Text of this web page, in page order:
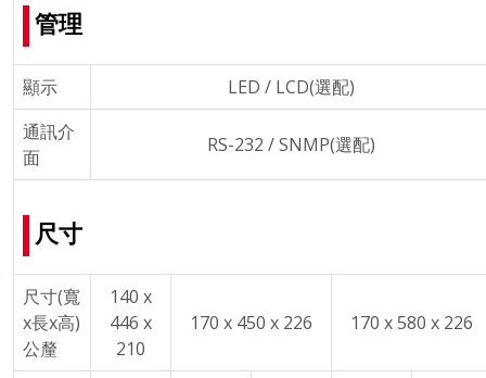
管理
顯示
LED / LCD(選配)
通訊介
面
RS-232 / SNMP(選配)
尺寸
尺寸(寬
x長x高)
公釐
140 x
446 x
210
170 x 450 x 226 170 x 580 x 226